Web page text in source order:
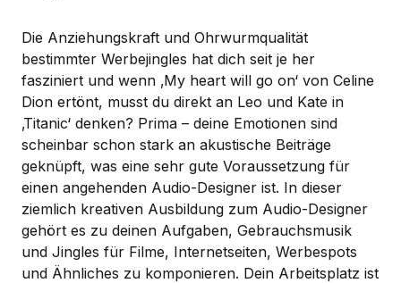
Die Anziehungskraft und Ohrwurmqualität
bestimmter Werbejingles hat dich seit je her
fasziniert und wenn ‚My heart will go on‘ von Celine
Dion ertönt, musst du direkt an Leo und Kate in
‚Titanic‘ denken? Prima – deine Emotionen sind
scheinbar schon stark an akustische Beiträge
geknüpft, was eine sehr gute Voraussetzung für
einen angehenden Audio-Designer ist. In dieser
ziemlich kreativen Ausbildung zum Audio-Designer
gehört es zu deinen Aufgaben, Gebrauchsmusik
und Jingles für Filme, Internetseiten, Werbespots
und Ähnliches zu komponieren. Dein Arbeitsplatz ist